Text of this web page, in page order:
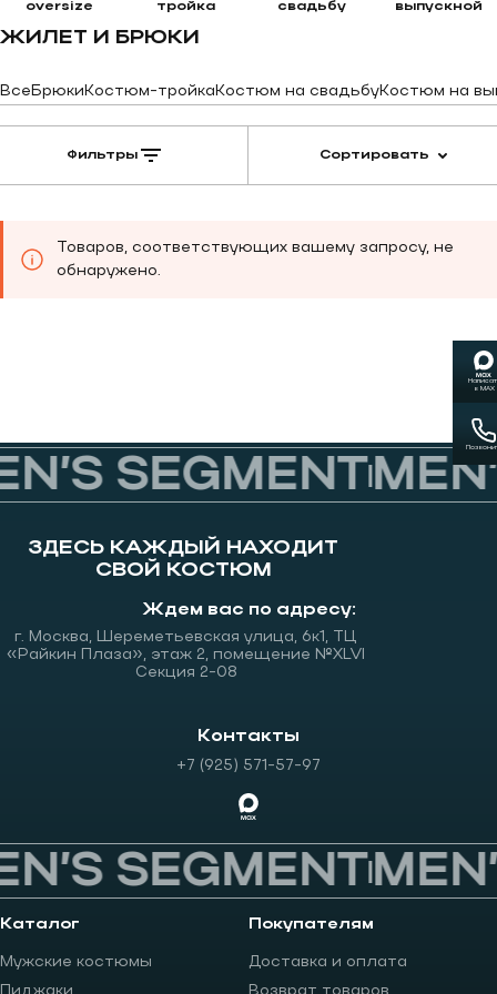
oversize
тройка
свадьбу
выпускной
ЖИЛЕТ И БРЮКИ
ВсеБрюкиКостюм-тройкаКостюм на свадьбуКостюм на
Фильтры Сортировать
Товаров, соответствующих вашему запросу, не
обнаружено.
SEGMENT
ЗДЕСЬ КАЖДЫЙ НАХОДИТ
СВОЙ КОСТЮМ
Ждем вас по адресу:
г. Москва, Шереметьевская улица, 6к1, ТЦ
«Райкин Плаза», этаж 2, помещение №XLVI
Секция 2-08
Контакты
+7 (925) 571-57-97
SEGMENT
Каталог
Мужские костюмы
Покупателям
Доставка и оплата
в MAX